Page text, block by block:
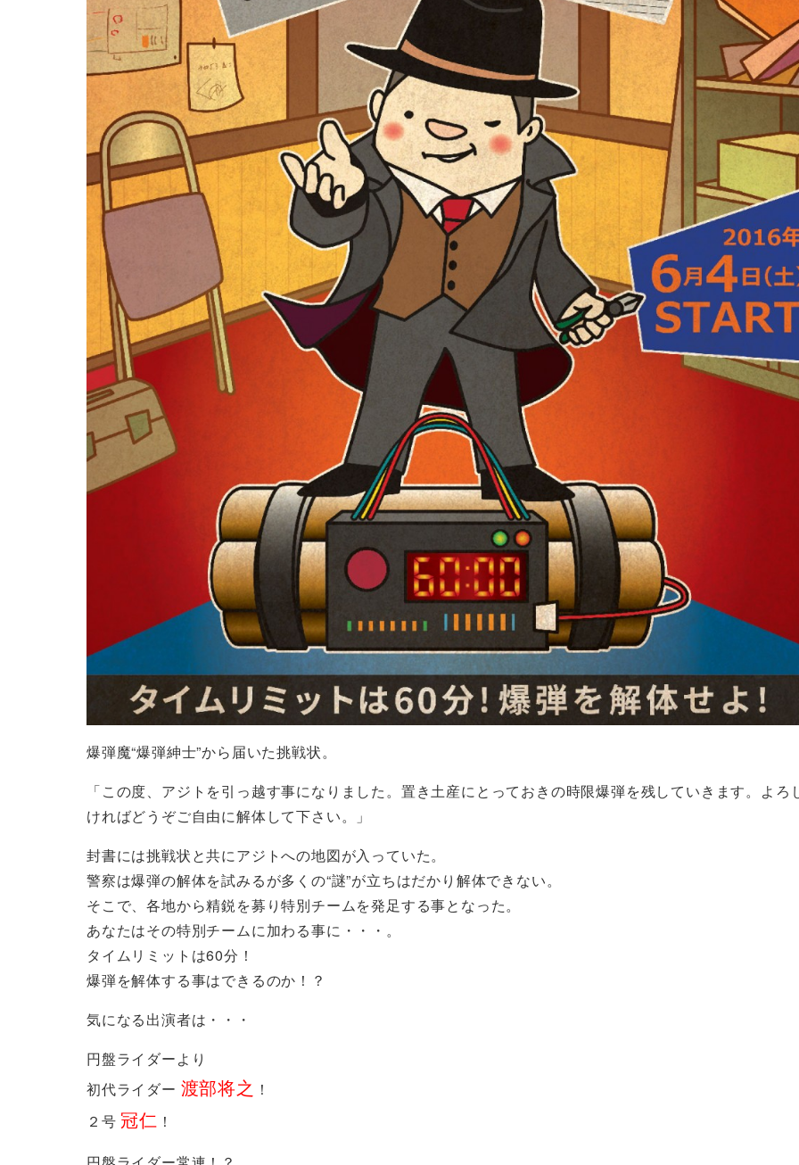
爆弾魔“爆弾紳士”から届いた挑戦状。
「この度、アジトを引っ越す事になりました。置き土産にとっておきの時限爆弾を残していきます。よろ
ければどうぞご自由に解体して下さい。」
封書には挑戦状と共にアジトへの地図が入っていた。
警察は爆弾の解体を試みるが多くの“謎”が立ちはだかり解体できない。
そこで、各地から精鋭を募り特別チームを発足する事となった。
あなたはその特別チームに加わる事に・・・。
タイムリミットは60分！
爆弾を解体する事はできるのか！？
気になる出演者は・・・
円盤ライダーより
初代ライダー 渡部将之 ！
２号 冠仁 ！